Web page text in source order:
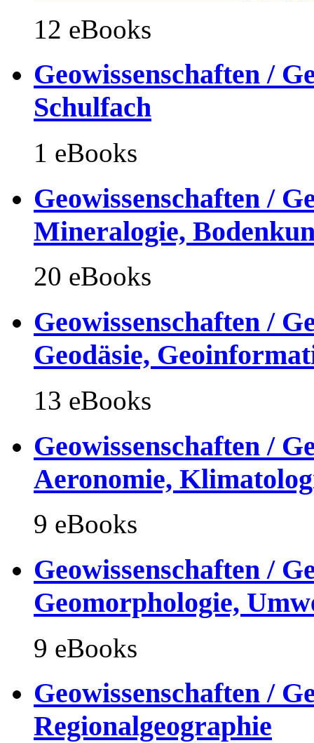
12 eBooks
Geowissenschaften /
Schulfach
1 eBooks
Geowissenschaften /
Mineralogie,
20 eBooks
Geowissenschaften /
Geodäsie,
13 eBooks
Geowissenschaften /
Aeronomie,
9 eBooks
Geowissenschaften /
Geomorphologie,
9 eBooks
Geowissenschaften /
Regionalgeographie